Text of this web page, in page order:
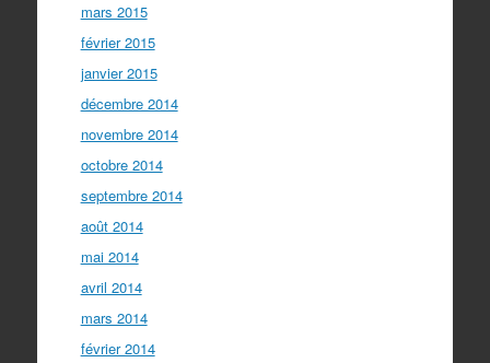
mars 2015
février 2015
janvier 2015
décembre 2014
novembre 2014
octobre 2014
septembre 2014
août 2014
mai 2014
avril 2014
mars 2014
février 2014